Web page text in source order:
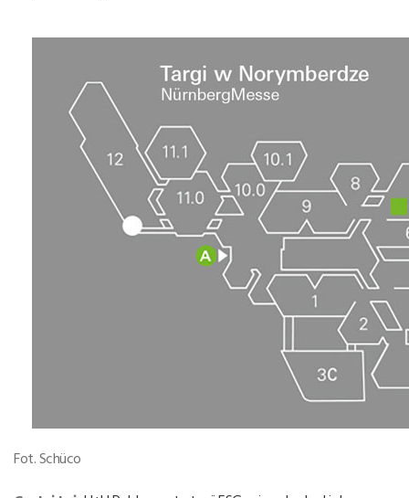
Fot. Schüco